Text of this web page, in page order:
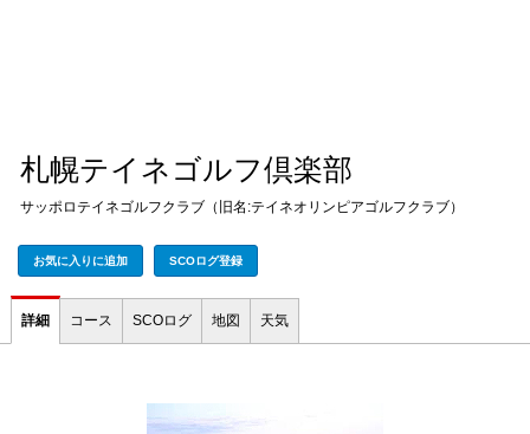
札幌テイネゴルフ倶楽部
サッポロテイネゴルフクラブ（旧名:テイネオリンピアゴルフクラブ）
お気に入りに追加 SCOログ登録
詳細 コース SCOログ 地図 天気